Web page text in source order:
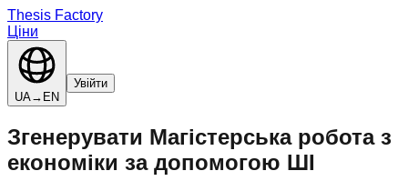
Thesis Factory
Ціни
UA→ EN
Увійти
Згенерувати Магістерська робота з
економіки за допомогою ШІ